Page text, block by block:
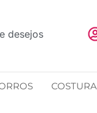
desejos
COSTURA